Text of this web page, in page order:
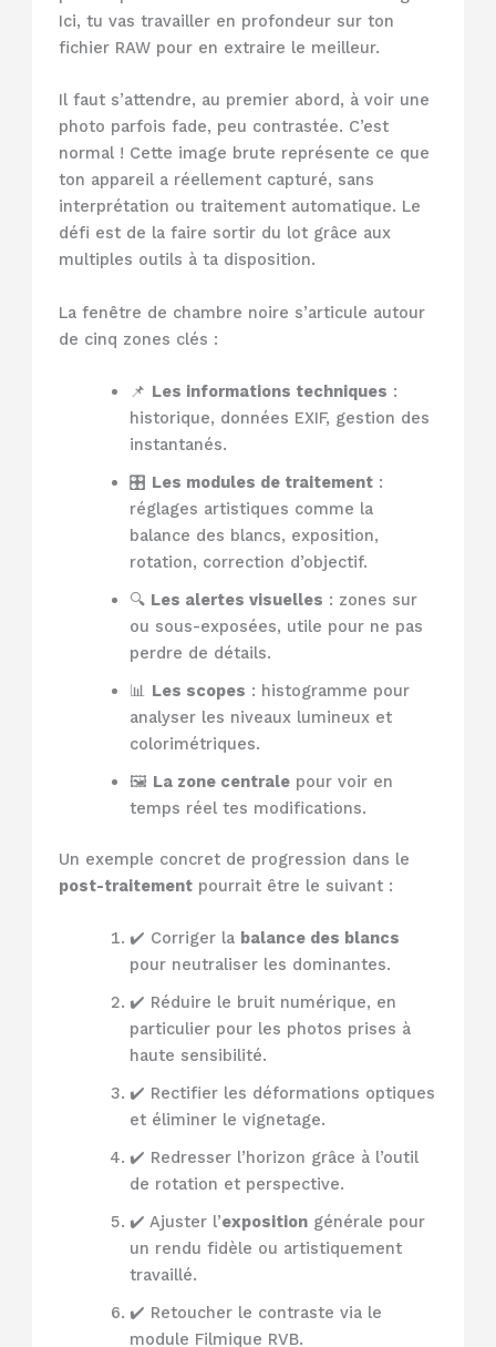
Ici, tu vas travailler en profondeur sur ton
fichier RAW pour en extraire le meilleur.
Il faut s’attendre, au premier abord, à voir une
photo parfois fade, peu contrastée. C’est
normal ! Cette image brute représente ce que
ton appareil a réellement capturé, sans
interprétation ou traitement automatique. Le
défi est de la faire sortir du lot grâce aux
multiples outils à ta disposition.
La fenêtre de chambre noire s’articule autour
de cinq zones clés :
📌 Les informations techniques :
historique, données EXIF, gestion des
instantanés.
🎛️ Les modules de traitement:
réglages artistiques comme la
balance des blancs, exposition,
rotation, correction d’objectif.
🔍 Les alertes visuelles : zones sur
ou sous-exposées, utile pour ne pas
perdre de détails.
📊 Les scopes : histogramme pour
analyser les niveaux lumineux et
colorimétriques.
🖼️ La zone centralepour voir en
temps réel tes modifications.
Un exemple concret de progression dans le
post-traitement pourrait être le suivant :
✔️ Corriger la balance des blancs
pour neutraliser les dominantes.
✔️ Réduire le bruit numérique, en
particulier pour les photos prises à
haute sensibilité.
✔️ Rectifier les déformations optiques
et éliminer le vignetage.
✔️ Redresser l’horizon grâce à l’outil
de rotation et perspective.
✔️ Ajuster l’expositiongénérale pour
un rendu fidèle ou artistiquement
travaillé.
✔️ Retoucher le contraste via le
module Filmique RVB.